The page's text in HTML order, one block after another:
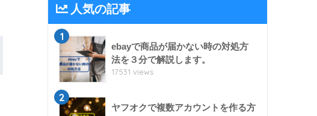
人気の記事
1
ebayで商品が届かない時の対処方
法を３分で解説します。
17531 views
2
ヤフオクで複数アカウントを作る方